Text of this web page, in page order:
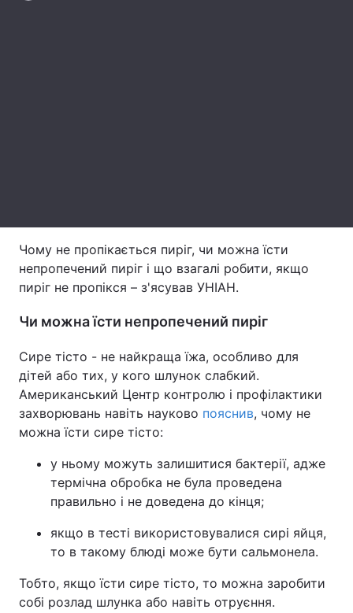
Чому не пропікається пиріг, чи можна їсти
непропечений пиріг і що взагалі робити, якщо
пиріг не пропікся – з'ясував УНІАН.
Чи можна їсти непропечений пиріг
Сире тісто - не найкраща їжа, особливо для
дітей або тих, у кого шлунок слабкий.
Американський Центр контролю і профілактики
захворювань навіть науково пояснив, чому не
можна їсти сире тісто:
у ньому можуть залишитися бактерії, адже
термічна обробка не була проведена
правильно і не доведена до кінця;
якщо в тесті використовувалися сирі яйця,
то в такому блюді може бути сальмонела.
Тобто, якщо їсти сире тісто, то можна заробити
собі розлад шлунка або навіть отруєння.